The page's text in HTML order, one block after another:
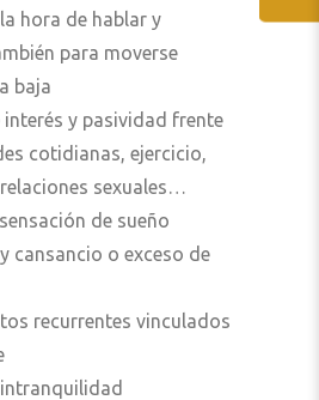
hora de hablar y
para moverse
baja
interés y pasividad frente
cotidianas, ejercicio,
sexuales…
de sueño
cansancio o exceso de
recurrentes vinculados